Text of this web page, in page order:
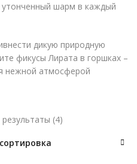
шарм в каждый
дикую природную
фикусы Лирата в горшках –
нежной атмосферой
(4)